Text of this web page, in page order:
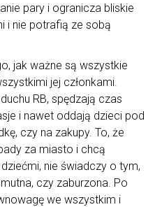
pary i ogranicza bliskie
i nie potrafią ze sobą
jak ważne są wszystkie
jej członkami.
RB, spędzają czas
i nawet oddają dzieci pod
czy na zakupy. To, że
za miasto i chcą
nie świadczy o tym,
czy zaburzona. Po
we wszystkim i